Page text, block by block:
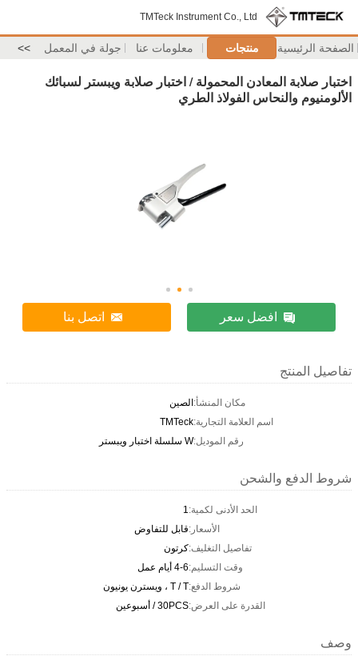
TMTeck Instrument Co., Ltd
الصفحة الرئيسية منتجات معلومات عنا جولة في المعمل >>
اختبار صلابة المعادن المحمولة / اختبار صلابة ويبستر لسبائك
الألومنيوم والنحاس الفولاذ الطري
افضل سعر اتصل بنا
تفاصيل المنتج
مكان المنشأ:الصين
اسم العلامة التجارية:TMTeck
رقم الموديل:W سلسلة اختبار ويبستر
شروط الدفع والشحن
الحد الأدنى لكمية:1
الأسعار:قابل للتفاوض
تفاصيل التغليف:كرتون
وقت التسليم:4-6 أيام عمل
شروط الدفع:T / T ، ويسترن يونيون
القدرة على العرض:30PCS / أسبوعين
وصف